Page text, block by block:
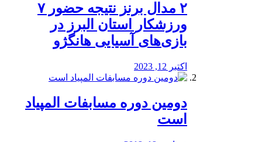
۲ مدال برنز نتیجه حضور ۷
ورزشکار استان البرز در
بازی‌های آسیایی هانگژو
اکتبر 12, 2023
دومین دوره مسابفات المپیاد
است